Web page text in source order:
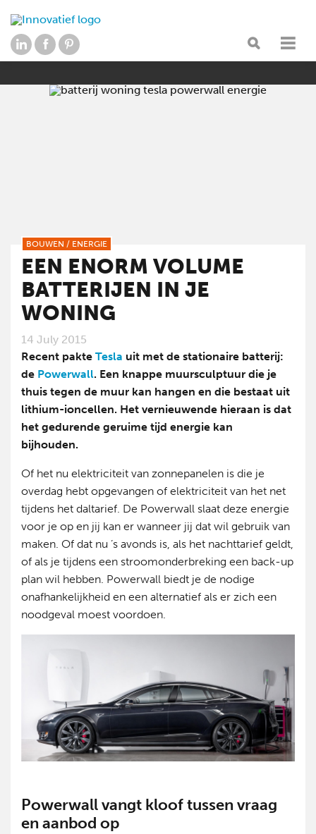
BOUWEN / ENERGIE
EEN ENORM VOLUME
BATTERIJEN IN JE
WONING
14 July 2015
Recent pakte Tesla uit met de stationaire batterij:
de Powerwall. Een knappe muursculptuur die je
thuis tegen de muur kan hangen en die bestaat uit
lithium-ioncellen. Het vernieuwende hieraan is dat
het gedurende geruime tijd energie kan
bijhouden.
Of het nu elektriciteit van zonnepanelen is die je
overdag hebt opgevangen of elektriciteit van het net
tijdens het daltarief. De Powerwall slaat deze energie
voor je op en jij kan er wanneer jij dat wil gebruik van
maken. Of dat nu ’s avonds is, als het nachttarief geldt,
of als je tijdens een stroomonderbreking een back-up
plan wil hebben. Powerwall biedt je de nodige
onafhankelijkheid en een alternatief als er zich een
noodgeval moest voordoen.
Powerwall vangt kloof tussen vraag
en aanbod op